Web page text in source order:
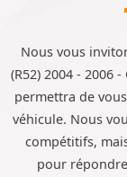
Nous vous
(R52) 2004 - 2006
permettra de
véhicule. Nous
compétitifs,
pour